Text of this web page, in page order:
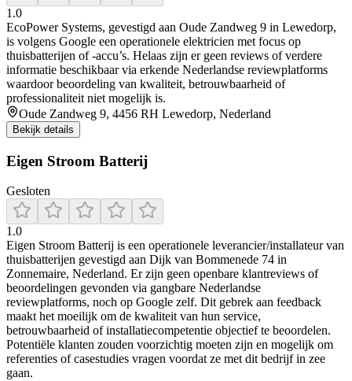
1.0
EcoPower Systems, gevestigd aan Oude Zandweg 9 in Lewedorp,
is volgens Google een operationele elektricien met focus op
thuisbatterijen of -accu’s. Helaas zijn er geen reviews of verdere
informatie beschikbaar via erkende Nederlandse reviewplatforms
waardoor beoordeling van kwaliteit, betrouwbaarheid of
professionaliteit niet mogelijk is.
Oude Zandweg 9, 4456 RH Lewedorp, Nederland
Bekijk details
Eigen Stroom Batterij
Gesloten
1.0
Eigen Stroom Batterij is een operationele leverancier/installateur van
thuisbatterijen gevestigd aan Dijk van Bommenede 74 in
Zonnemaire, Nederland. Er zijn geen openbare klantreviews of
beoordelingen gevonden via gangbare Nederlandse
reviewplatforms, noch op Google zelf. Dit gebrek aan feedback
maakt het moeilijk om de kwaliteit van hun service,
betrouwbaarheid of installatiecompetentie objectief te beoordelen.
Potentiële klanten zouden voorzichtig moeten zijn en mogelijk om
referenties of casestudies vragen voordat ze met dit bedrijf in zee
gaan.